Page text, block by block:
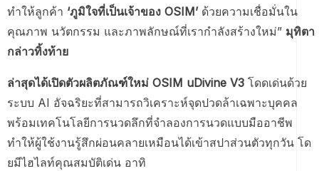
ทำให้ลูกค้า ‘ภูมิใจที่เป็นเจ้าของ OSIM’ด้วยความเชื่อมั่นใน
คุณภาพ นวัตกรรม และภาพลักษณ์ที่เรากำลังสร้างใหม่” มุทิตา
กล่าวทิ้งท้าย
ล่าสุดได้เปิดตัวผลิตภัณฑ์ใหม่ OSIM uDivine V3 โดดเด่นด้วย
ระบบ AI อัจฉริยะที่สามารถวิเคราะห์จุดปวดล้าเฉพาะบุคคล
พร้อมเทคโนโลยีการนวดลึกที่จำลองการนวดแบบมืออาชีพ
ทำให้ผู้ใช้งานรู้สึกผ่อนคลายเหมือนได้เข้าสปาส่วนตัวทุกวัน โด
ยมีไฮไลท์คุณสมบัติเด่น อาทิ